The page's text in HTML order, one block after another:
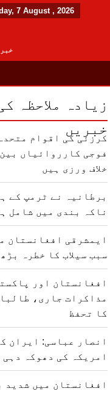
7 August , 2026
زیادہ ملاحظہ
خبریں
کرزئی کی اقوام
فوجی کارروائیاں
خلاف ورزی ہیں
برطانیہ نے ٹرمپ کے
ناکہ بندی میں شامل
ایمشرقی افغانستان
سبب سیلاب کا خطرہ
افغانستان اور
مذاکرات جاری،
کا تحفظ
انصار عباسی: ایران
امریکہ کی دھوکہ دہی
افغانستان میں شدید